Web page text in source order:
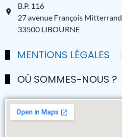
B.P. 116
27 avenue François Mitterrand
33500 LIBOURNE
MENTIONS LÉGALES
OÙ SOMMES-NOUS ?